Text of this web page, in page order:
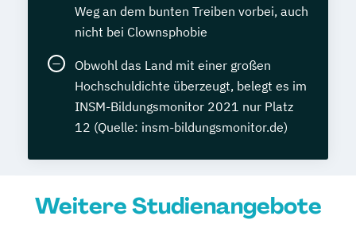
Weg an dem bunten Treiben vorbei, auch
nicht bei Clownsphobie
Obwohl das Land mit einer großen
Hochschuldichte überzeugt, belegt es im
INSM-Bildungsmonitor 2021 nur Platz
12 (Quelle: insm-bildungsmonitor.de)
Weitere Studienangebote